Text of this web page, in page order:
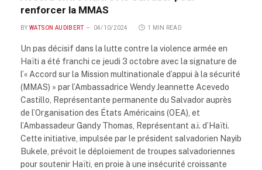
renforcer la MMAS
BY WATSON AUDIBERT 04/10/2024 1 MIN READ
Un pas décisif dans la lutte contre la violence armée en
Haïti a été franchi ce jeudi 3 octobre avec la signature de
l’« Accord sur la Mission multinationale d’appui à la sécurité
(MMAS) » par l’Ambassadrice Wendy Jeannette Acevedo
Castillo, Représentante permanente du Salvador auprès
de l’Organisation des États Américains (OEA), et
l’Ambassadeur Gandy Thomas, Représentant a.i. d’Haïti.
Cette initiative, impulsée par le président salvadorien Nayib
Bukele, prévoit le déploiement de troupes salvadoriennes
pour soutenir Haïti, en proie à une insécurité croissante